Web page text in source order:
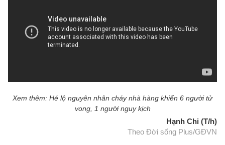
Xem thêm: Hé lộ nguyên nhân cháy nhà hàng khiến 6 người tử
vong, 1 người nguy kịch
Hạnh Chi (T/h)
Theo Đời sống Plus/GĐVN